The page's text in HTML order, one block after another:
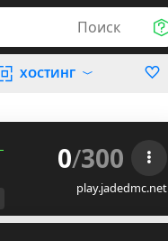
Поиск
ХОСТИНГ
0/300
play.jadedmc.net